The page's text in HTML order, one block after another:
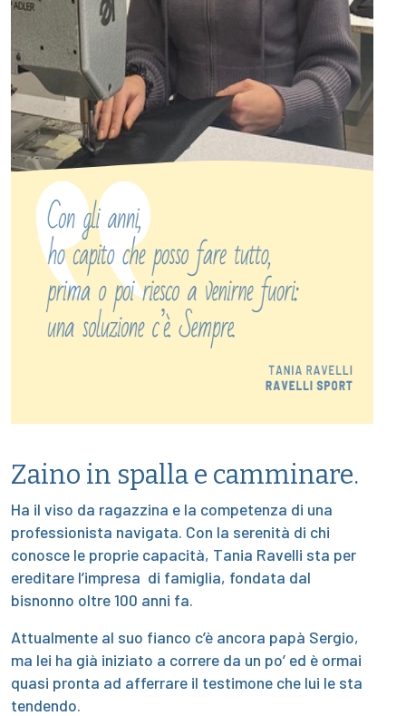
Zaino in spalla e camminare.
Ha il viso da ragazzina e la competenza di una
professionista navigata. Con la serenità di chi
conosce le proprie capacità, Tania Ravelli sta per
ereditare l’impresa di famiglia, fondata dal
bisnonno oltre 100 anni fa.
Attualmente al suo fianco c’è ancora papà Sergio,
ma lei ha già iniziato a correre da un po’ ed è ormai
quasi pronta ad afferrare il testimone che lui le sta
tendendo.